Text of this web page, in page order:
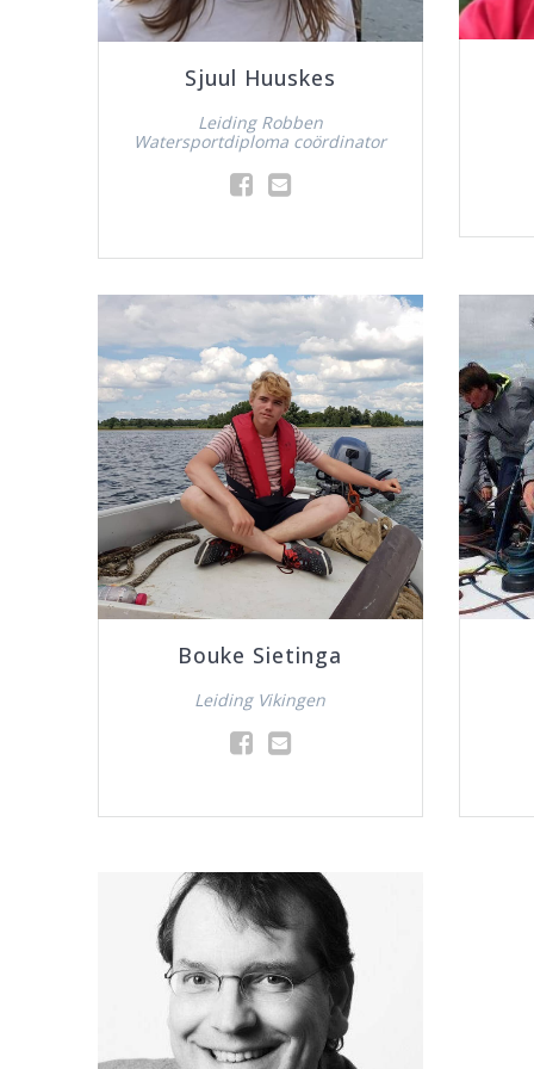
Sjuul Huuskes
Leiding Robben
Watersportdiploma coördinator
Bouke Sietinga
Leiding Vikingen